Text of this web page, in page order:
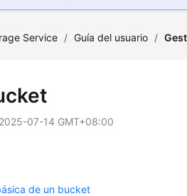
Service / Guía del usuario /
2025-07-14 GMT+08:00
de un bucket